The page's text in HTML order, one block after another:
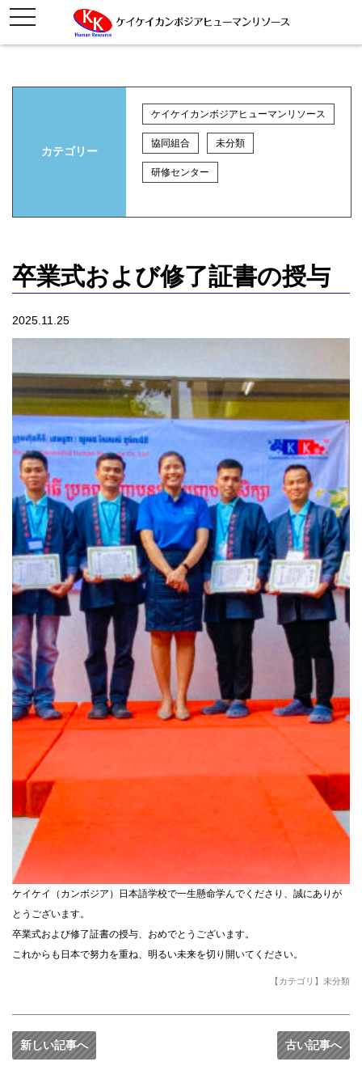
toggle
navigation
カテゴリー
ケイケイカンボジアヒューマンリソース
協同組合 未分類
研修センター
卒業式および修了証書の授与
2025.11.25
ケイケイ（カンボジア）日本語学校で一生懸命学んでくださり、誠にありが
とうございます。
卒業式および修了証書の授与、おめでとうございます。
これからも日本で努力を重ね、明るい未来を切り開いてください。
【カテゴリ】 未分類
新しい記事へ 古い記事へ